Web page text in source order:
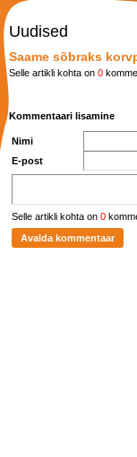
Uudised
Saame sõbraks
Selle artikli kohta on 0
Kommentaari lisamine
Nimi
E-post
Selle artikli kohta on 0